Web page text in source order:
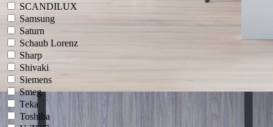
SCANDILUX
Samsung
Saturn
Schaub Lorenz
Sharp
Shivaki
Siemens
Smeg
Teka
Toshiba